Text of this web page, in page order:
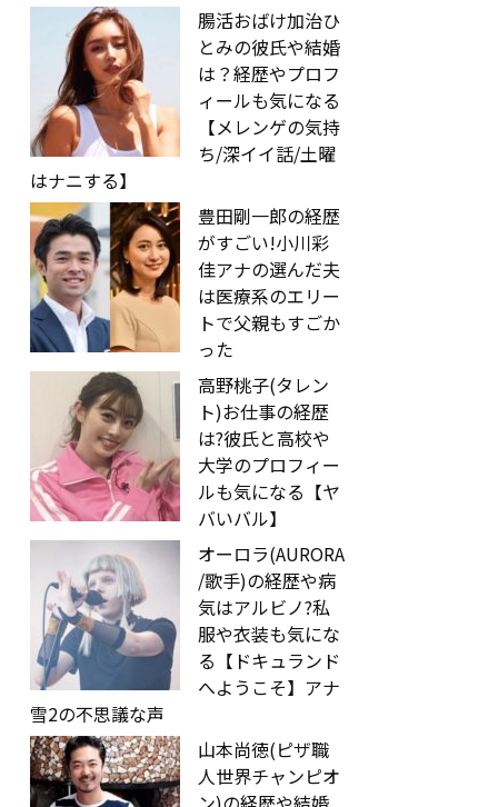
腸活おばけ加治ひ
とみの彼氏や結婚
は？経歴やプロフ
ィールも気になる
【メレンゲの気持
ち/深イイ話/土曜
はナニする】
豊田剛一郎の経歴
がすごい!小川彩
佳アナの選んだ夫
は医療系のエリー
トで父親もすごか
った
高野桃子(タレン
ト)お仕事の経歴
は?彼氏と高校や
大学のプロフィー
ルも気になる【ヤ
バいバル】
オーロラ(AURORA
/歌手)の経歴や病
気はアルビノ?私
服や衣装も気にな
る【ドキュランド
へようこそ】アナ
雪2の不思議な声
山本尚徳(ピザ職
人世界チャンピオ